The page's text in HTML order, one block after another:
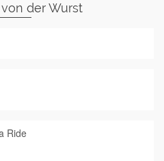
der Wurst
Ride